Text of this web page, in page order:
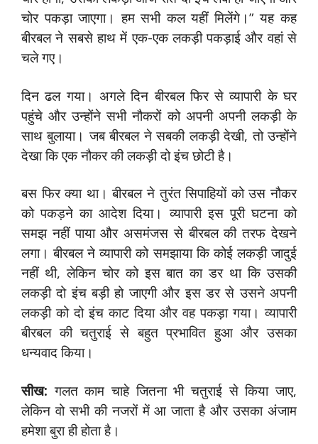
चोर पकड़ा जाएगा। हम सभी कल यहीं मिलेंगे।” यह कह
बीरबल ने सबसे हाथ में एक-एक लकड़ी पकड़ाई और वहां से
चले गए।
दिन ढल गया। अगले दिन बीरबल फिर से व्यापारी के घर
पहुंचे और उन्होंने सभी नौकरों को अपनी अपनी लकड़ी के
साथ बुलाया। जब बीरबल ने सबकी लकड़ी देखी, तो उन्होंने
देखा कि एक नौकर की लकड़ी दो इंच छोटी है।
बस फिर क्या था। बीरबल ने तुरंत सिपाहियों को उस नौकर
को पकड़ने का आदेश दिया। व्यापारी इस पूरी घटना को
समझ नहीं पाया और असमंजस से बीरबल की तरफ देखने
लगा। बीरबल ने व्यापारी को समझाया कि कोई लकड़ी जादुई
नहीं थी, लेकिन चोर को इस बात का डर था कि उसकी
लकड़ी दो इंच बड़ी हो जाएगी और इस डर से उसने अपनी
लकड़ी को दो इंच काट दिया और वह पकड़ा गया। व्यापारी
बीरबल की चतुराई से बहुत प्रभावित हुआ और उसका
धन्यवाद किया।
सीख: गलत काम चाहे जितना भी चतुराई से किया जाए,
लेकिन वो सभी की नजरों में आ जाता है और उसका अंजाम
हमेशा बुरा ही होता है।